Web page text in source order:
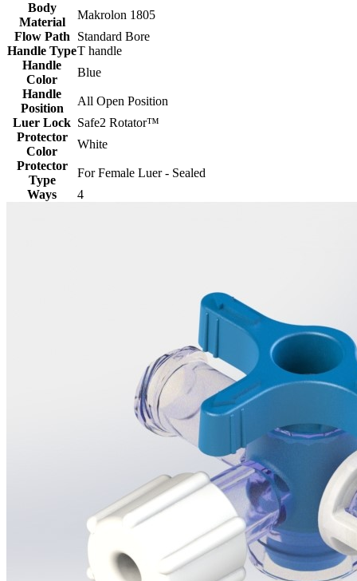
Body
Material
Makrolon 1805
Flow Path
Standard Bore
Handle TypeT handle
Handle
Color
Blue
Handle
Position
All Open Position
Luer Lock Safe2 Rotator™
Protector
Color
White
Protector
Type
For Female Luer - Sealed
Ways
4